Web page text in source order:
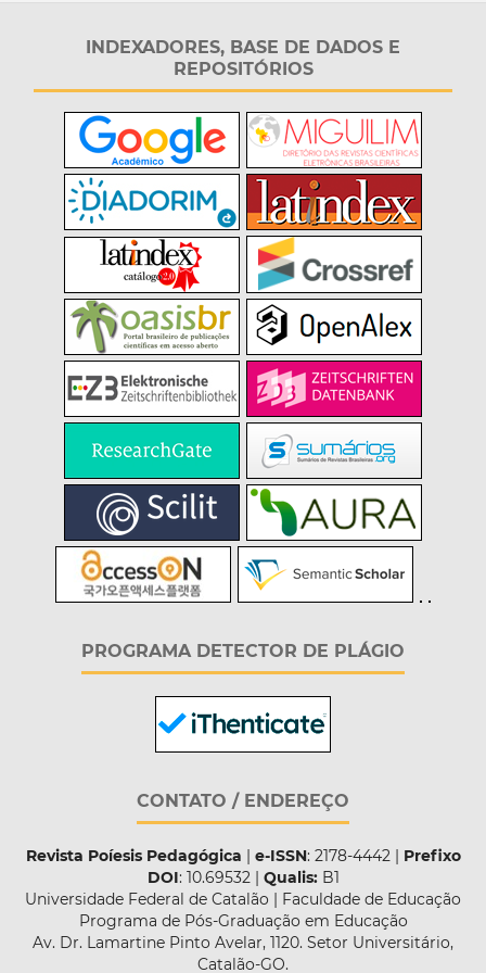
INDEXADORES, BASE DE DADOS E
REPOSITÓRIOS
PROGRAMA DETECTOR DE PLÁGIO
CONTATO / ENDEREÇO
Revista Poíesis Pedagógica | e-ISSN: 2178-4442 | Prefixo
DOI: 10.69532 | Qualis:B1
Universidade Federal de Catalão | Faculdade de Educação
Programa de Pós-Graduação em Educação
Av. Dr. Lamartine Pinto Avelar, 1120. Setor Universitário,
Catalão-GO.